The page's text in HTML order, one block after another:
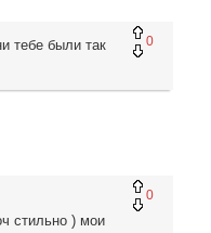
0
тебе были так
0
стильно ) мои